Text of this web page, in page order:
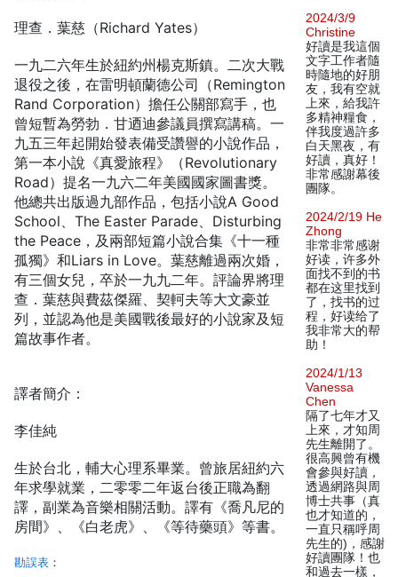
理查．葉慈（Richard Yates）
一九二六年生於紐約州楊克斯鎮。二次大戰
退役之後，在雷明頓蘭德公司（Remington
Rand Corporation）擔任公關部寫手，也
曾短暫為勞勃．甘迺迪參議員撰寫講稿。一
九五三年起開始發表備受讚譽的小說作品，
第一本小說《真愛旅程》（Revolutionary
Road）提名一九六二年美國國家圖書獎。
他總共出版過九部作品，包括小說A Good
School、The Easter Parade、Disturbing
the Peace，及兩部短篇小說合集《十一種
孤獨》和Liars in Love。葉慈離過兩次婚，
有三個女兒，卒於一九九二年。評論界將理
查．葉慈與費茲傑羅、契軻夫等大文豪並
列，並認為他是美國戰後最好的小說家及短
篇故事作者。
譯者簡介：
李佳純
生於台北，輔大心理系畢業。曾旅居紐約六
年求學就業，二零零二年返台後正職為翻
譯，副業為音樂相關活動。譯有《喬凡尼的
房間》、《白老虎》、《等待藥頭》等書。
勘誤表 ：
2024/3/9
Christine
好讀是我這個
文字工作者隨
時隨地的好朋
友，我有空就
上來，給我許
多精神糧食，
伴我度過許多
白天黑夜，有
好讀，真好！
非常感謝幕後
團隊。
2024/2/19 He
Zhong
非常非常感谢
好读，许多外
面找不到的书
都在这里找到
了，找书的过
程，好读给了
我非常大的帮
助！
2024/1/13
Vanessa
Chen
隔了七年才又
上來，才知周
先生離開了。
很高興曾有機
會參與好讀，
透過網路與周
博士共事（真
也才知道的，
一直只稱呼周
先生的)，感謝
好讀團隊！也
和過去一樣，